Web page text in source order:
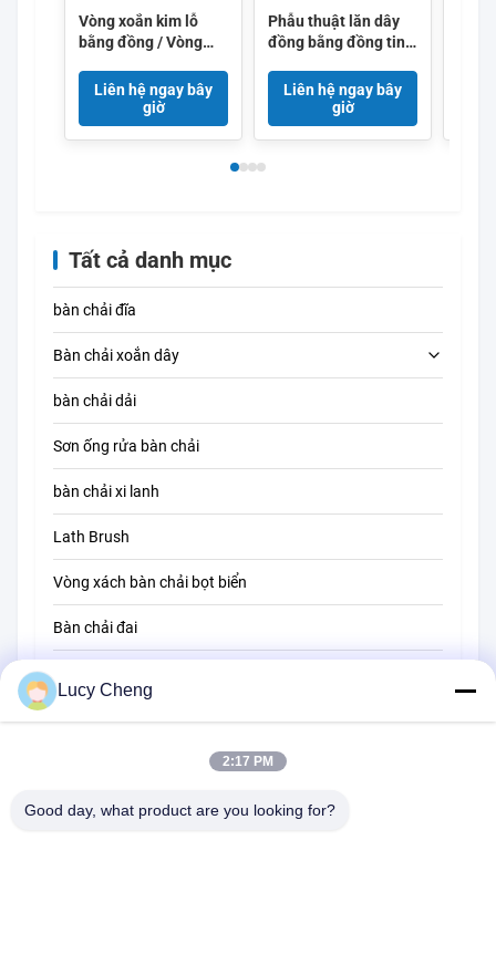
Vòng xoắn kim lỗ
bằng đồng / Vòng
phim nhựa
Liên hệ ngay bây
giờ
Phẫu thuật lăn dây
đồng bằng đồng tinh
dây xoắn ốc liên tục
để đánh bóng kim
loại tùy chỉnh
Liên hệ ngay bây
giờ
Tất cả danh mục
bàn chải đĩa
Bàn chải xoắn dây
Bàn chải làm sạch ống
Bàn chải làm sạch rơm
bàn chải dải
Sơn ống rửa bàn chải
bàn chải xi lanh
Lath Brush
Vòng xách bàn chải bọt biển
Bàn chải đai
Bàn chải quét
Bàn chải đầu dây
Lucy Cheng
2:17 PM
Good day, what product are you looking for?